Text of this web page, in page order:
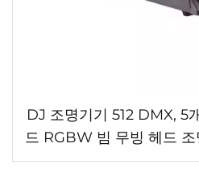
DJ 조명기기 512 DMX, 5
드 RGBW 빔 무빙 헤드
시 조명기(호텔